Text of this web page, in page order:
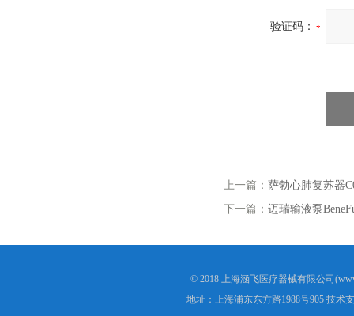
验证码：
上一篇： 萨勃心肺复苏器
下一篇： 迈瑞输液泵
© 2018 上海涵飞医疗器械有限公司
地址：上海浦东东方路1988号905 技术